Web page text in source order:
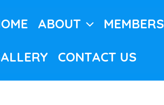
ABOUT MEMBERS
CONTACT US